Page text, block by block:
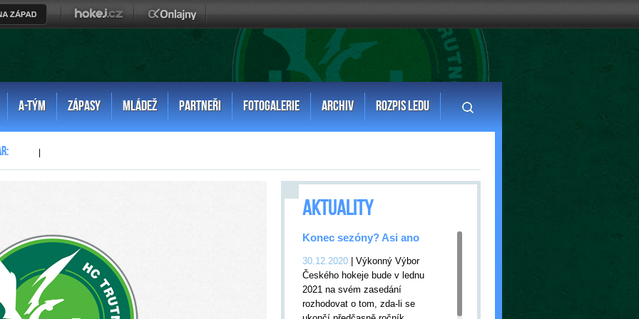
A-TÝM ZÁPASY MLÁDEŽ PARTNEŘI FOTOGALERIE ARCHIV ROZPIS LEDU
AKTUALITY
Konec sezóny? Asi ano
30.12.2020 | Výkonný Výbor
Českého hokeje bude v lednu
2021 na svém zasedání
rozhodovat o tom, zda-li se